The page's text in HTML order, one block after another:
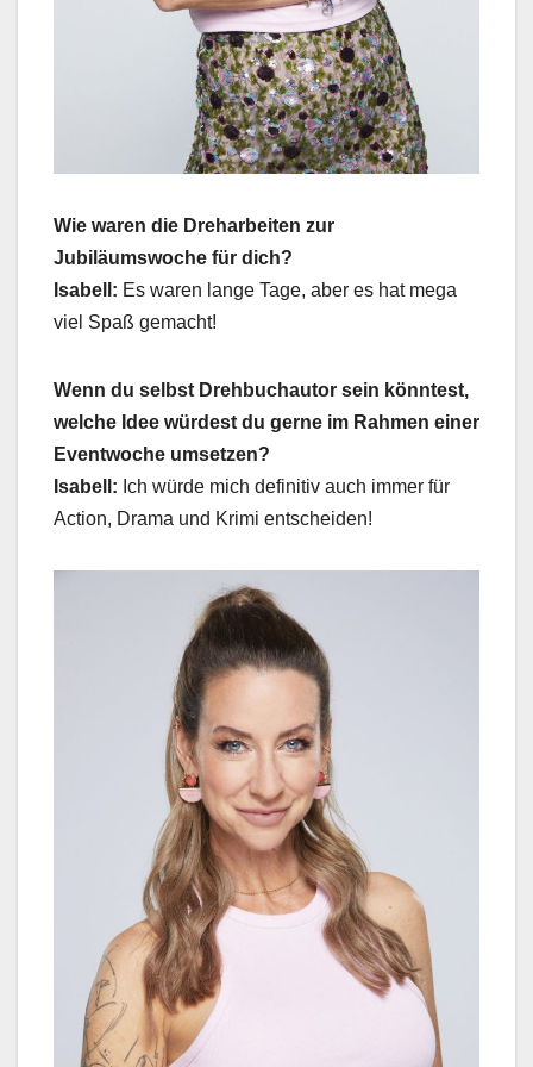
Wie waren die Dreharbeiten zur
Jubiläumswoche für dich?
Isabell: Es waren lange Tage, aber es hat mega
viel Spaß gemacht!
Wenn du selbst Drehbuchautor sein könntest,
welche Idee würdest du gerne im Rahmen einer
Eventwoche umsetzen?
Isabell: Ich würde mich definitiv auch immer für
Action, Drama und Krimi entscheiden!